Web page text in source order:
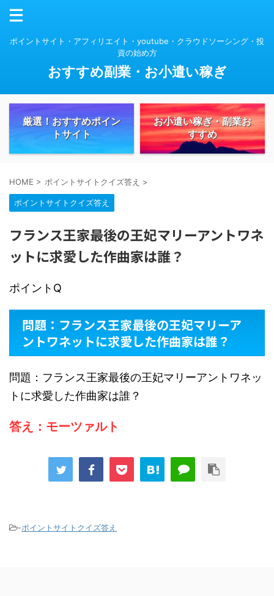
ポイントサイト・アフィリエイト・youtube・クラウドソーシング・投
資の始め方
おすすめ副業・お小遣い稼ぎ
厳選！おすすめポイン
トサイト
お小遣い稼ぎ・副業お
すすめ
HOME > ポイントサイトクイズ答え >
ポイントサイトクイズ答え
フランス王家最後の王妃マリーアントワネ
ットに求愛した作曲家は誰？
ポイントQ
問題：フランス王家最後の王妃マリーア
ントワネットに求愛した作曲家は誰？
問題：フランス王家最後の王妃マリーアントワネッ
トに求愛した作曲家は誰？
答え：モーツァルト
-ポイントサイトクイズ答え